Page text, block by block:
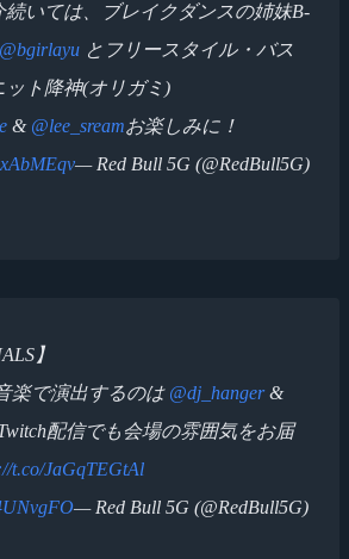
続いては、ブレイクダンスの姉妹B-
@bgirlayu とフリースタイル・バス
ト降神(オリガミ)
& @lee_sreamお楽しみに！
— Red Bull 5G (@RedBull5G)
】
楽で演出するのは @dj_hanger&
配信でも会場の雰囲気をお届
t.co/JaGqTEGtAl
— Red Bull 5G (@RedBull5G)